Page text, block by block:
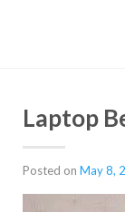
Laptop
Posted on May 8,